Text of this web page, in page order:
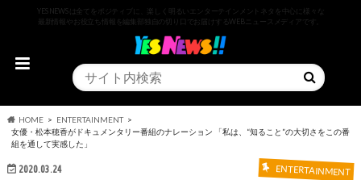
YESNEWSは全てをポジティブに、楽しく明るいエンターテインメントネタを中心に様々な
最新情報やお役立ち情報を編集部独自の切り口でお届けするWEBニュースメディアです。
HOME
ENTERTAINMENT
女優・松本穂香がドキュメンタリー番組のナレーション 「私は、“知ること”の大切さをこの番
組を通して実感した」
2020.03.24 ENTERTAINMENT